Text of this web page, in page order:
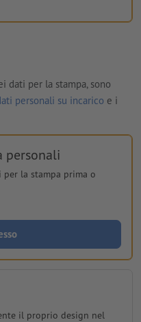
dati per la stampa, sono
personali su incarico e i
personali
la stampa prima o
il proprio design nel